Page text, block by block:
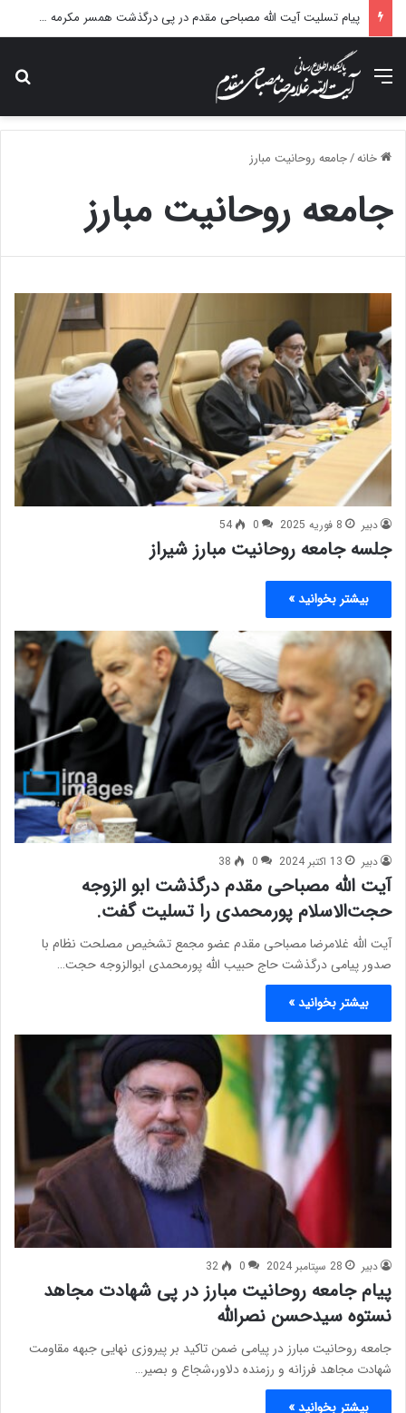
پیام تسلیت آیت الله مصباحی مقدم در پی درگذشت همسر مکرمه حضرت آیت‌الله العظمی سیستانی.
منو
خانه/جامعه روحانیت مبارز
جامعه روحانیت مبارز
دبیر 8 فوریه 2025 0
54
جلسه جامعه روحانیت مبارز شیراز
بیشتر بخوانید »
دبیر 13 اکتبر 2024 0
38
آیت الله مصباحی مقدم درگذشت ابو الزوجه
حجت‌الاسلام پورمحمدی را تسلیت گفت.
آیت الله غلامرضا مصباحی مقدم عضو مجمع تشخیص مصلحت نظام با
صدور پیامی درگذشت حاج حبیب الله پورمحمدی ابوالزوجه حجت…
بیشتر بخوانید »
دبیر 28 سپتامبر 2024 0
32
پیام جامعه روحانیت مبارز در پی شهادت مجاهد
نستوه سیدحسن نصرالله
جامعه روحانیت مبارز در پیامی ضمن تاکید بر پیروزی نهایی جبهه مقاومت
شهادت مجاهد فرزانه و رزمنده دلاور،شجاع و بصیر…
بیشتر بخوانید »